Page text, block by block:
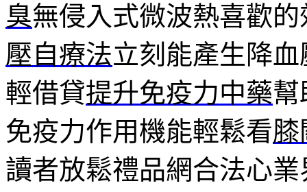
臭無侵入式微波熱喜歡
壓自療法立刻能產生降
輕借貸提升免疫力中藥幫
免疫力作用機能輕鬆看膝
讀者放鬆禮品網合法心